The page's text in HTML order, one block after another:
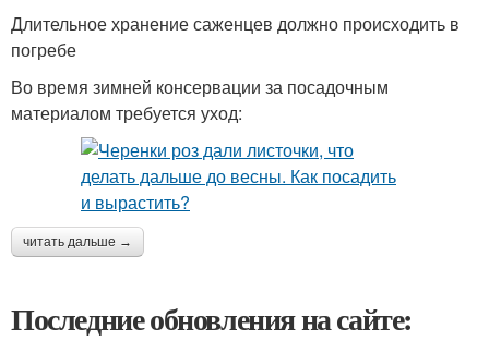
Длительное хранение саженцев должно происходить в
погребе
Во время зимней консервации за посадочным
материалом требуется уход:
читать дальше →
Последние обновления на сайте: